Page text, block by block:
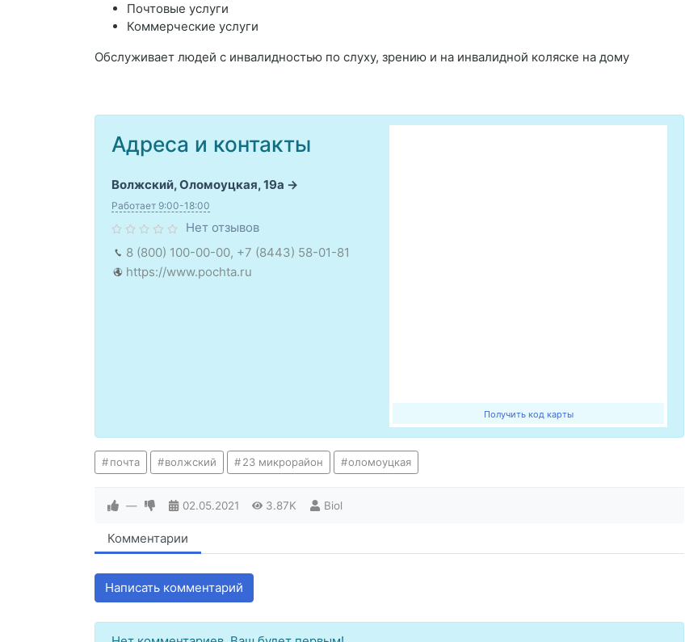
Почтовые услуги
Коммерческие услуги
Обслуживает людей с инвалидностью по слуху, зрению и на инвалидной коляске на дому
Получить код карты
Адреса и контакты
Волжский, Оломоуцкая, 19а
Работает 9:00-18:00
Нет отзывов
8 (800) 100-00-00, +7 (8443) 58-01-81
https://www.pochta.ru
почта волжский 23 микрорайон оломоуцкая
— 02.05.2021 3.87K Biol
Комментарии
Написать комментарий